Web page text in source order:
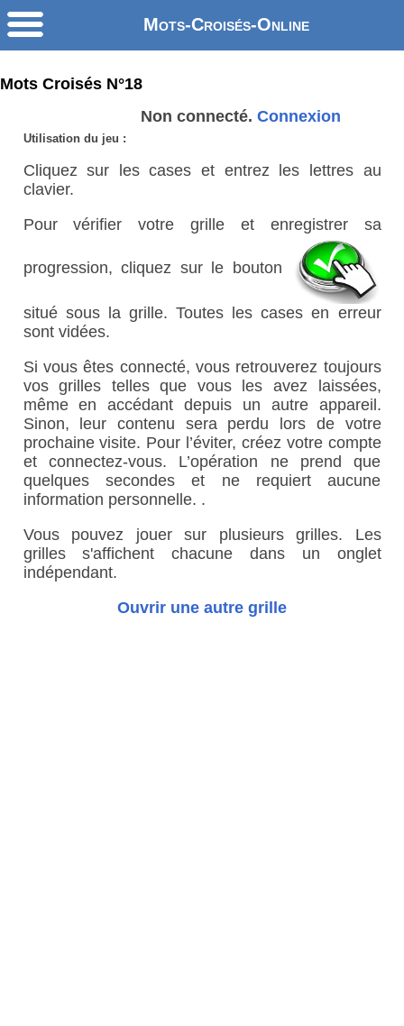
Mots-Croisés-Online
Mots Croisés N°18
Non connecté. Connexion
Utilisation du jeu :
Cliquez sur les cases et entrez les lettres au
clavier.
Pour vérifier votre grille et enregistrer sa
progression, cliquez sur le bouton
situé sous la grille. Toutes les cases en erreur
sont vidées.
Si vous êtes connecté, vous retrouverez toujours
vos grilles telles que vous les avez laissées,
même en accédant depuis un autre appareil.
Sinon, leur contenu sera perdu lors de votre
prochaine visite. Pour l’éviter, créez votre compte
et connectez-vous. L’opération ne prend que
quelques secondes et ne requiert aucune
information personnelle. .
Vous pouvez jouer sur plusieurs grilles. Les
grilles s'affichent chacune dans un onglet
indépendant.
Ouvrir une autre grille